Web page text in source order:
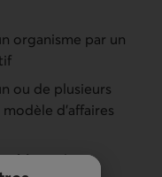
organisme par un
ou de plusieurs
d’affaires
sur les